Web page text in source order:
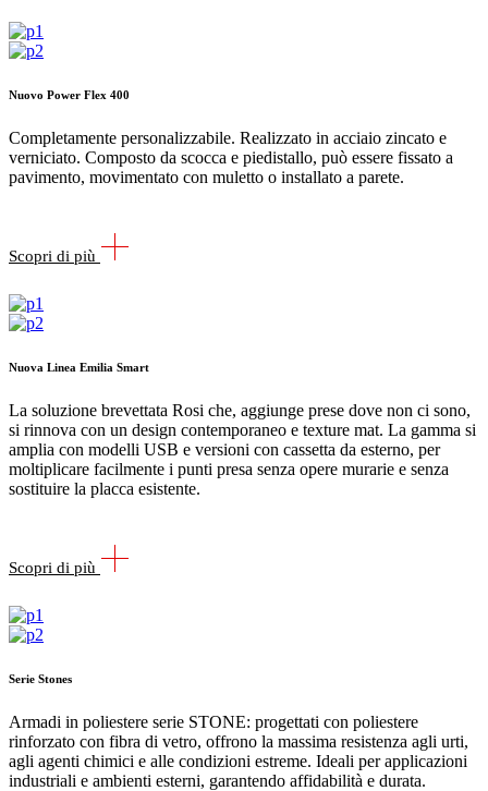
Nuovo Power Flex 400
Completamente personalizzabile. Realizzato in acciaio zincato e
verniciato. Composto da scocca e piedistallo, può essere fissato a
pavimento, movimentato con muletto o installato a parete.
Scopri di più
Nuova Linea Emilia Smart
La soluzione brevettata Rosi che, aggiunge prese dove non ci sono,
si rinnova con un design contemporaneo e texture mat. La gamma si
amplia con modelli USB e versioni con cassetta da esterno, per
moltiplicare facilmente i punti presa senza opere murarie e senza
sostituire la placca esistente.
Scopri di più
Serie Stones
Armadi in poliestere serie STONE: progettati con poliestere
rinforzato con fibra di vetro, offrono la massima resistenza agli urti,
agli agenti chimici e alle condizioni estreme. Ideali per applicazioni
industriali e ambienti esterni, garantendo affidabilità e durata.